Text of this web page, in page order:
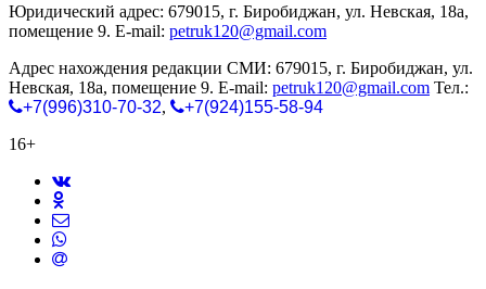
Юридический адрес: 679015, г. Биробиджан, ул. Невская, 18а,
помещение 9. E-mail: petruk120@gmail.com
Адрес нахождения редакции СМИ: 679015, г. Биробиджан, ул.
Невская, 18а, помещение 9. E-mail: petruk120@gmail.com Тел.:
+7(996)310-70-32,
+7(924)155-58-94
16+